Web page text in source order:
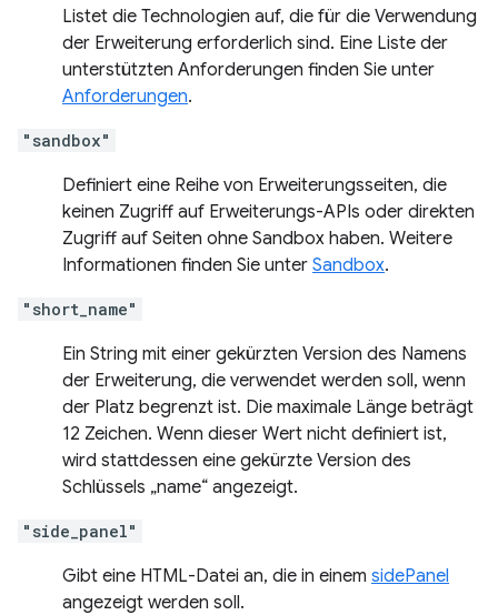
Listet die Technologien auf, die für die Verwendung
der Erweiterung erforderlich sind. Eine Liste der
unterstützten Anforderungen finden Sie unter
Anforderungen.
"sandbox"
Definiert eine Reihe von Erweiterungsseiten, die
keinen Zugriff auf Erweiterungs-APIs oder direkten
Zugriff auf Seiten ohne Sandbox haben. Weitere
Informationen finden Sie unter Sandbox.
"short_name"
Ein String mit einer gekürzten Version des Namens
der Erweiterung, die verwendet werden soll, wenn
der Platz begrenzt ist. Die maximale Länge beträgt
12 Zeichen. Wenn dieser Wert nicht definiert ist,
wird stattdessen eine gekürzte Version des
Schlüssels „name“ angezeigt.
"side_panel"
Gibt eine HTML-Datei an, die in einem sidePanel
angezeigt werden soll.